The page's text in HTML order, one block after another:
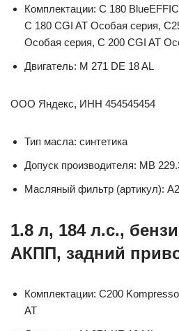
Комплектации: C 180
C 180 CGI AT Особая серия,
Особая серия, C 200 CGI AT
Двигатель: M 271 DE 18 AL
ООО Яндекс, ИНН 454545454
Тип масла: синтетика
Допуск производителя: MB
Масляный фильтр (артикул):
1.8 л, 184 л.с.,
АКПП, задний
Комплектации: C200
AT